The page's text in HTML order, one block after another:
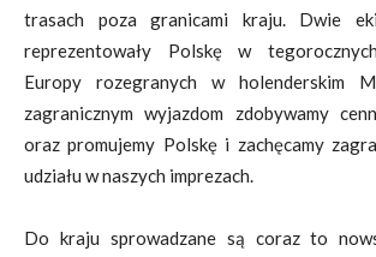
trasach poza granicami kraju. Dwie
reprezentowały Polskę w
Europy rozegranych w holenderskim
zagranicznym wyjazdom zdobywamy
oraz promujemy Polskę i zachęcamy
udziału w naszych imprezach.
Do kraju sprowadzane są coraz to